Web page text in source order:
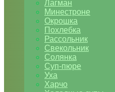
Лагман
Минестроне
Окрошка
Похлебка
Рассольник
Свекольник
Солянка
Суп-пюре
Уха
Харчо